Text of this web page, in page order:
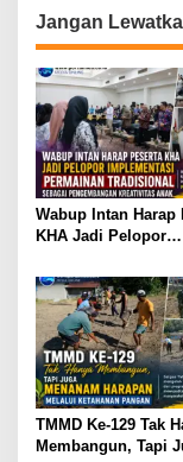
g
a
s
i
p
o
s
Jangan
Wabup Intan Harap
KHA Jadi Pelopor
Tradisional Sebagai
Pengembangan
Anak
TMMD Ke-129 Tak
Membangun, Tapi